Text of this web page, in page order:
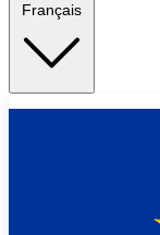
Français